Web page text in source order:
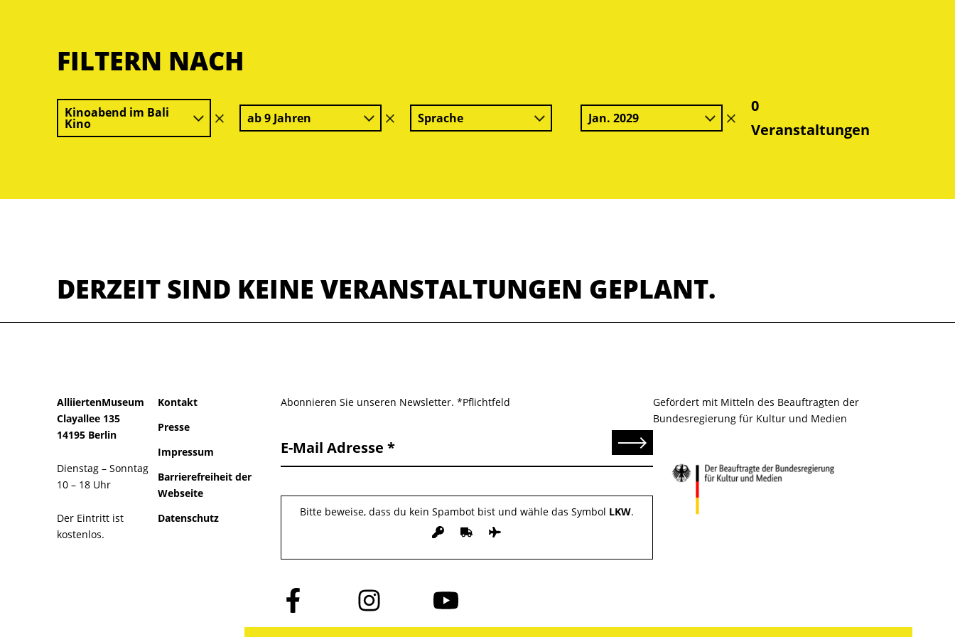
FILTERN NACH
Kinoabend im Bali
Kino
Filter
löschen
ab 9 Jahren
Filter
löschen
Sprache Jan. 2029
Filter
löschen
0
Veranstaltungen
DERZEIT SIND KEINE VERANSTALTUNGEN GEPLANT.
AlliiertenMuseum
Clayallee 135
14195 Berlin
Dienstag – Sonntag
10 – 18 Uhr
Der Eintritt ist
kostenlos.
Kontakt
Presse
Impressum
Barrierefreiheit der
Webseite
Datenschutz
Abonnieren Sie unseren Newsletter. *Pflichtfeld
E-Mail Adresse Senden
Bitte beweise, dass du kein Spambot bist und wähle das Symbol LKW.
Folge
uns
auf
Folge
uns
auf
Folge
uns
auf
Gefördert mit Mitteln des Beauftragten der
Bundesregierung für Kultur und Medien